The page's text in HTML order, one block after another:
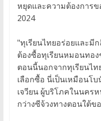
หยุดและความต้องการข
2024
"ทุเรียนไทยอร่อยและมี
ต้องซื้อทุเรียนหมอนทอ
ตอนนี้นอกจากทุเรียนไท
เลือกซื้อ นี่เป็นเหมือนโ
เจวียน ผู้บริโภคในนคร
กว่างซีจ้วงทางตอนใต้ข